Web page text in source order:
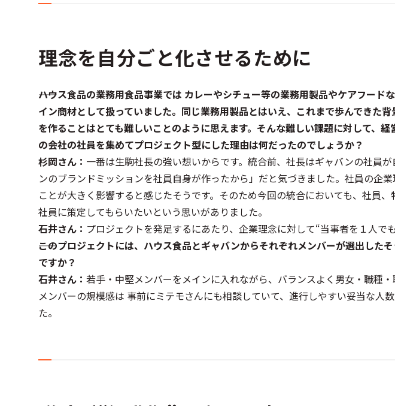
理念を自分ごと化させるために
――ハウス食品の業務用食品事業では カレーやシチュー等の業務用製品やケアフー
イン商材として扱っていました。同じ業務用製品とはいえ、これまで歩んできた
を作ることはとても難しいことのように思えます。そんな難しい課題に対して、
の会社の社員を集めてプロジェクト型にした理由は何だったのでしょうか？
杉岡さん： 一番は生駒社長の強い想いからです。統合前、社長はギャバンの社員
ンのブランドミッションを社員自身が作ったから」だと気づきました。社員の企
ことが大きく影響すると感じたそうです。そのため今回の統合においても、社員
社員に策定してもらいたいという思いがありました。
石井さん： プロジェクトを発足するにあたり、企業理念に対して“当事者を１人で
――このプロジェクトには、ハウス食品とギャバンからそれぞれメンバーが選出し
ですか？
石井さん： 若手・中堅メンバーをメインに入れながら、バランスよく男女・職種
メンバーの規模感は 事前にミテモさんにも相談していて、進行しやすい妥当な人
た。